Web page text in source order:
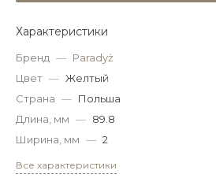
Характеристики
Бренд — Paradyż
Цвет — Желтый
Страна — Польша
Длина, мм — 89.8
Ширина, мм — 2
Все характеристики